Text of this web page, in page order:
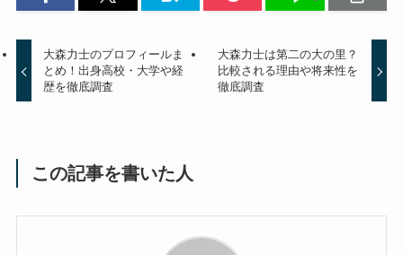
大森力士のプロフィールま
とめ！出身高校・大学や経
歴を徹底調査
大森力士は第二の大の里？
比較される理由や将来性を
徹底調査
この記事を書いた人